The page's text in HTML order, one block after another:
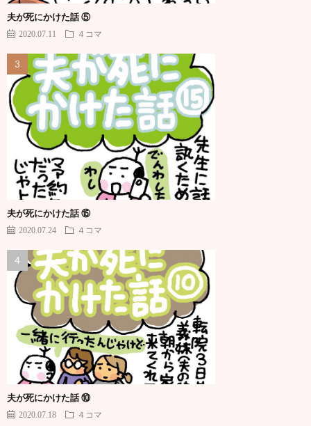
夫が死にかけた話 ⑤
2020.07.11 ４コマ
夫が死にかけた話 ⑮
2020.07.24 ４コマ
夫が死にかけた話 ⑩
2020.07.18 ４コマ